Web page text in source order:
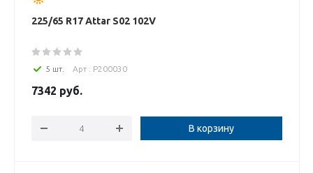
225/65 R17 Attar S02 102V
5 шт. Арт : P200030
7342 руб.
В корзину